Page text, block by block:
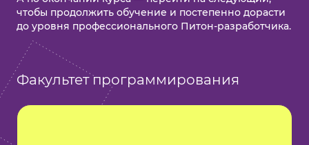
чтобы продолжить обучение и постепенно дорасти
до уровня профессионального Питон-разработчика.
Факультет программирования